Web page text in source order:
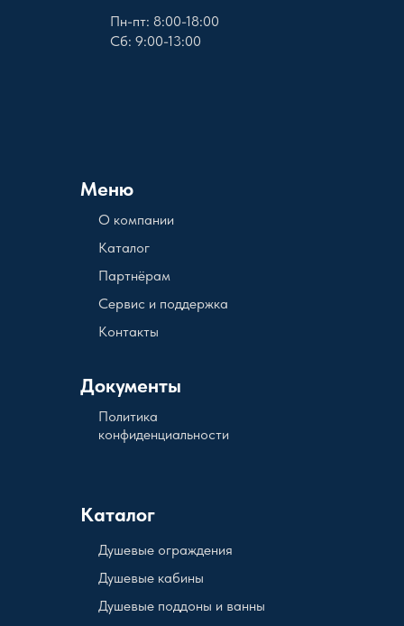
Меню
О компании
Документы
Пн-пт: 8:00-18:00
Сб: 9:00-13:00
Каталог
Политика
конфиденциальности
Партнёрам
Сервис и поддержка
Контакты
Каталог
Душевые кабины
Душевые поддоны и ванны
Душевые ограждения